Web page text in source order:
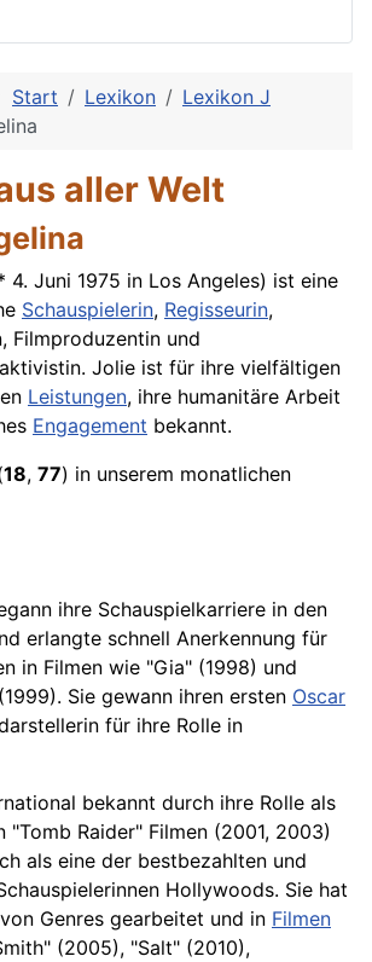
Start Lexikon
Lexikon J
aller Welt
4. Juni 1975 in Los Angeles) ist eine
Schauspielerin, Regisseurin,
Filmproduzentin und
Jolie ist für ihre vielfältigen
Leistungen, ihre humanitäre Arbeit
Engagement bekannt.
18, 77) in unserem monatlichen
ihre Schauspielkarriere in den
erlangte schnell Anerkennung für
in Filmen wie "Gia" (1998) und
Sie gewann ihren ersten Oscar
für ihre Rolle in
bekannt durch ihre Rolle als
"Tomb Raider" Filmen (2001, 2003)
als eine der bestbezahlten und
Hollywoods. Sie hat
Genres gearbeitet und in Filmen
(2005), "Salt" (2010),